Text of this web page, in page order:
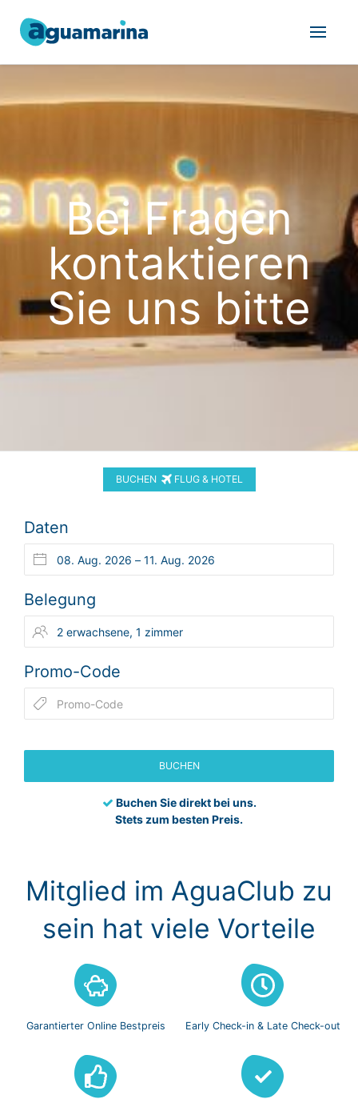
Bei Fragen
kontaktieren
Sie uns bitte
BUCHEN FLUG & HOTEL
Daten
Belegung
Promo-Code
BUCHEN
Buchen Sie direkt bei uns.
Stets zum besten Preis.
Mitglied im AguaClub zu
sein hat viele Vorteile
Garantierter Online Bestpreis Early Check-in & Late Check-out